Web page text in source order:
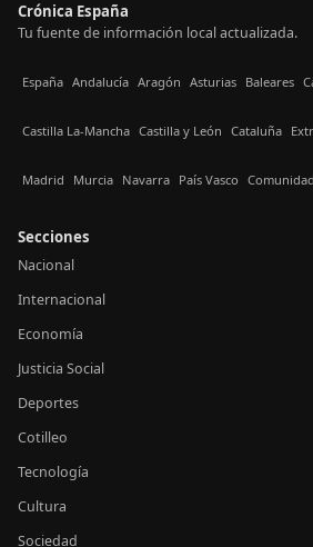
Crónica España
Tu fuente de información local actualizada.
España Andalucía Aragón Asturias Baleares
Castilla La-Mancha Castilla y León Cataluña
Madrid Murcia Navarra País Vasco
Secciones
Nacional
Internacional
Economía
Justicia Social
Deportes
Cotilleo
Tecnología
Cultura
Sociedad